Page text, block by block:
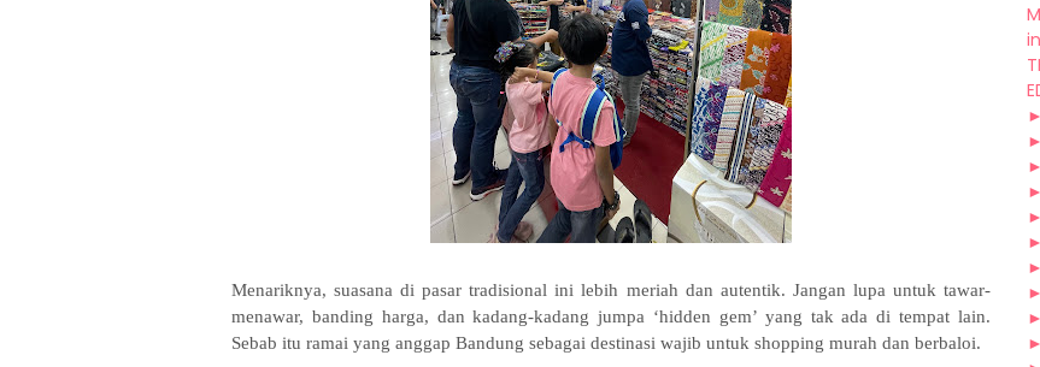
Menariknya, suasana di pasar tradisional ini lebih meriah dan autentik. Jangan lupa untuk tawar-
menawar, banding harga, dan kadang-kadang jumpa ‘hidden gem’ yang tak ada di tempat lain.
Sebab itu ramai yang anggap Bandung sebagai destinasi wajib untuk shopping murah dan berbaloi.
►
►
►
►
►
►
►
►
►
►